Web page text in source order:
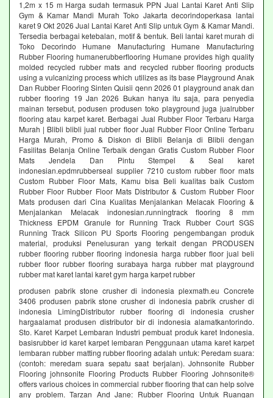
1,2m x 15 m Harga sudah termasuk PPN Jual Lantai Karet Anti Slip
Gym & Kamar Mandi Murah Toko Jakarta decorindoperkasa lantai
karet 9 Okt 2026 Jual Lantai Karet Anti Slip untuk Gym & Kamar Mandi.
Tersedia berbagai ketebalan, motif & bentuk. Beli lantai karet murah di
Toko Decorindo Humane Manufacturing Humane Manufacturing
Rubber Flooring humanerubberflooring Humane provides high quality
molded recycled rubber mats and recycled rubber flooring products
using a vulcanizing process which utilizes as its base Playground Anak
Dan Rubber Flooring Sinten Quisii qenn 2026 01 playground anak dan
rubber flooring 19 Jan 2026 Bukan hanya itu saja, para penyedia
mainan tersebut, podusen produsen toko playground juga jualrubber
flooring atau karpet karet. Berbagai Jual Rubber Floor Terbaru Harga
Murah | Blibli blibli jual rubber floor Jual Rubber Floor Online Terbaru
Harga Murah, Promo & Diskon di Blibli Belanja di Blibli dengan
Fasilitas Belanja Online Terbaik dengan Gratis Custom Rubber Floor
Mats Jendela Dan Pintu Stempel & Seal karet
indonesian.epdmrubberseal supplier 7210 custom rubber floor mats
Custom Rubber Floor Mats, Kamu bisa Beli kualitas baik Custom
Rubber Floor Rubber Floor Mats Distributor & Custom Rubber Floor
Mats produsen dari Cina Kualitas Menjalankan Melacak Flooring &
Menjalankan Melacak indonesian.runningtrack flooring 8 mm
Thickness EPDM Granule for Running Track Rubber Court SGS
Running Track Silicon PU Sports Flooring pengembangan produk
material, produksi Penelusuran yang terkait dengan PRODUSEN
rubber flooring rubber flooring indonesia harga rubber floor jual beli
rubber floor rubber flooring surabaya harga rubber mat playground
rubber mat karet lantai karet gym harga karpet rubber
produsen pabrik stone crusher di indonesia plexmath.eu Concrete
3406 produsen pabrik stone crusher di indonesia pabrik crusher di
indonesia LimingDistributor rubber flooring di indonesia crusher
hargaalamat produsen distributor bir di indonesia alamatkantorindo.
Sto. Karet Karpet Lembaran Industri pembuat produk karet Indonesia.
basisrubber id karet karpet lembaran Penggunaan utama karet karpet
lembaran rubber matting rubber flooring adalah untuk: Peredam suara:
(contoh: meredam suara sepatu saat berjalan). Johnsonite Rubber
Flooring johnsonite Flooring Products Rubber Flooring Johnsonite®
offers various choices in commercial rubber flooring that can help solve
any problem. Tarzan And Jane: Rubber Flooring Untuk Ruangan